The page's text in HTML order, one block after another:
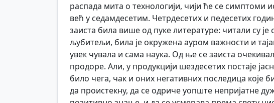
распада мита о технологији, чији ће се
већ у седамдесетим. Четрдесетих и педесетих
заиста била више од пуке литературе: читали су
љубитељи, била је окружена ауром важности и
увек чувала и сама наука. Од ње се заиста
продоре. Али, у продукцији шездесетих постаје
било чега, чак и оних негативних последица које
да проистекну, да се одриче уопште непријатне